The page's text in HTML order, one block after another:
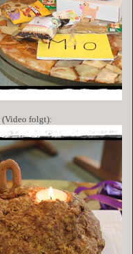
(Video folgt):